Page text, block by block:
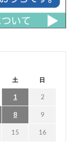
土 日
1 2
8 9
15 16